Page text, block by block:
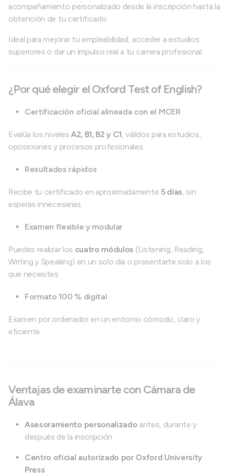
acompañamiento personalizado desde la inscripción hasta la
obtención de tu certificado.
Ideal para mejorar tu empleabilidad, acceder a estudios
superiores o dar un impulso real a tu carrera profesional.
¿Por qué elegir el Oxford Test of English?
Certificación oficial alineada con el MCER
Evalúa los niveles A2, B1, B2 y C1, válidos para estudios,
oposiciones y procesos profesionales.
Resultados rápidos
Recibe tu certificado en aproximadamente 5 días, sin
esperas innecesarias.
Examen flexible y modular
Puedes realizar los cuatro módulos (Listening, Reading,
Writing y Speaking) en un solo día o presentarte solo a los
que necesites.
Formato 100 % digital
Examen por ordenador en un entorno cómodo, claro y
eficiente.
Ventajas de examinarte con Cámara de
Álava
Asesoramiento personalizado antes, durante y
después de la inscripción
Centro oficial autorizado por Oxford University
Press